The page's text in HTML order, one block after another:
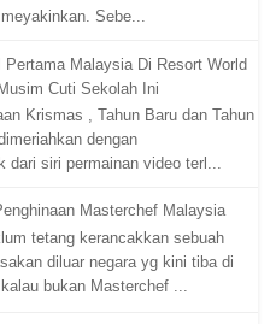
Sebe...
Malaysia Di Resort World
Cuti Sekolah Ini
Krismas , Tahun Baru dan Tahun
dengan
dari siri permainan video terl...
Masterchef Malaysia
tetang kerancakkan sebuah
diluar negara yg kini tiba di
bukan Masterchef ...